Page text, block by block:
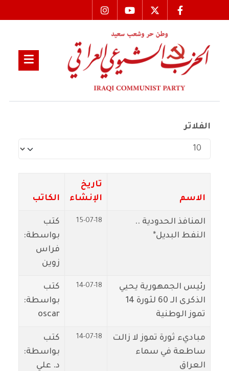
الفلاتر
عدد الإظهارات:
الاسم
تاريخ
الإنشاء
الكاتب
المنافذ الحدودية ..
النفط البديل*
15-07-18
كتب
بواسطة:
فراس
زوين
رئيس الجمهورية يحيي
الذكرى الـ 60 لثورة 14
تموز الوطنية
14-07-18
كتب
بواسطة:
oscar
مباديء ثورة تموز لا زالت
ساطعة في سماء
العراق
14-07-18
كتب
بواسطة:
د. علي